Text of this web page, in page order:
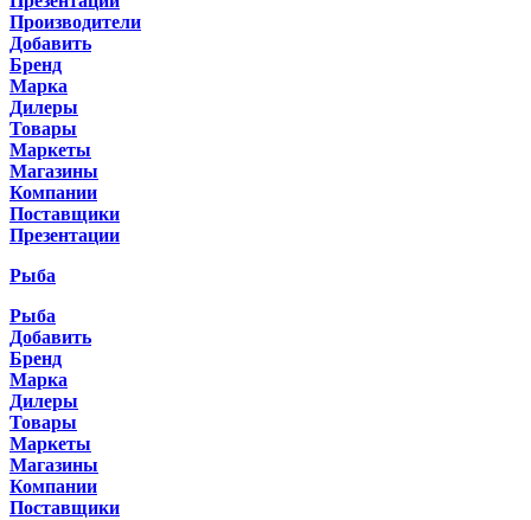
Производители
Добавить
Бренд
Марка
Дилеры
Товары
Маркеты
Магазины
Компании
Поставщики
Презентации
Рыба
Рыба
Добавить
Бренд
Марка
Дилеры
Товары
Маркеты
Магазины
Компании
Поставщики